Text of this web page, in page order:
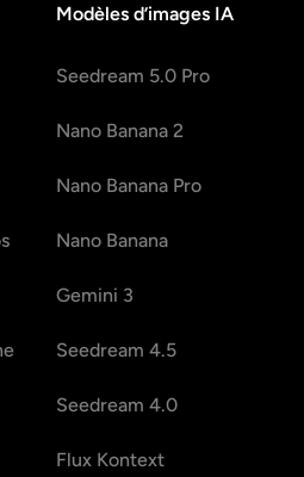
Modèles d’images IA
Seedream 5.0 Pro
Nano Banana 2
Nano Banana Pro
Nano Banana
Gemini 3
Seedream 4.5
Seedream 4.0
Flux Kontext